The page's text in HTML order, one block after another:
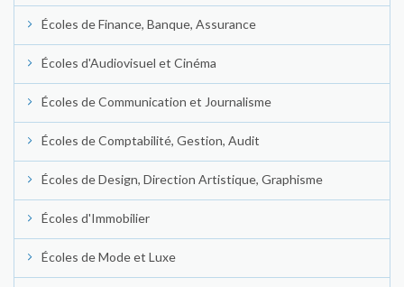
Écoles de Finance, Banque, Assurance
Écoles d'Audiovisuel et Cinéma
Écoles de Communication et Journalisme
Écoles de Comptabilité, Gestion, Audit
Écoles de Design, Direction Artistique, Graphisme
Écoles d'Immobilier
Écoles de Mode et Luxe